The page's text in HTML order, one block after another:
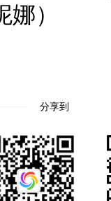
）
分享到